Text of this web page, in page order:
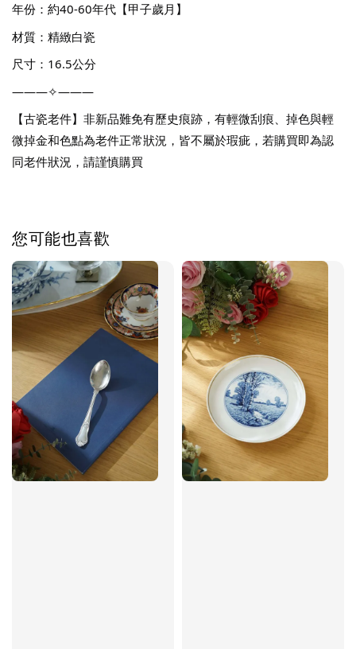
年份：約40-60年代【甲子歲月】
材質：精緻白瓷
尺寸：16.5公分
———✧———
【古瓷老件】非新品難免有歷史痕跡，有輕微刮痕、掉色與輕
微掉金和色點為老件正常狀況，皆不屬於瑕疵，若購買即為認
同老件狀況，請謹慎購買
您可能也喜歡